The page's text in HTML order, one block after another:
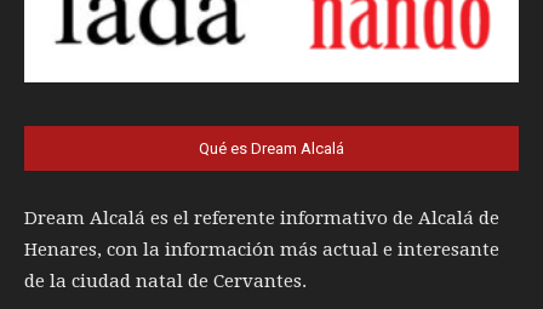
Qué es Dream Alcalá
Dream Alcalá es el referente informativo de Alcalá de
Henares, con la información más actual e interesante
de la ciudad natal de Cervantes.